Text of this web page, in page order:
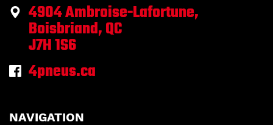
4904 Ambroise-Lafortune,
Boisbriand, QC
J7H 1S6
4pneus.ca
NAVIGATION